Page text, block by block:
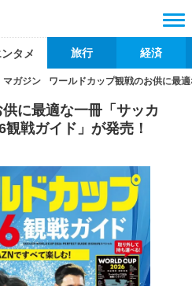
タメ 旅行 経済
マガジン ワールドカップ観戦のお供に最
に最適な一冊「サッカ
戦ガイド」が発売！